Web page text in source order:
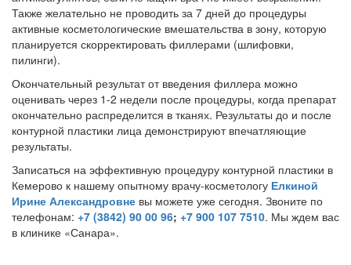
Также желательно не проводить за 7 дней до процедуры
активные косметологические вмешательства в зону, которую
планируется скорректировать филлерами (шлифовки,
пилинги).
Окончательный результат от введения филлера можно
оценивать через 1-2 недели после процедуры, когда препарат
окончательно распределится в тканях. Результаты до и после
контурной пластики лица демонстрируют впечатляющие
результаты.
Записаться на эффективную процедуру контурной пластики в
Кемерово к нашему опытному врачу-косметологу Елкиной
Ирине Александровне вы можете уже сегодня. Звоните по
телефонам: +7 (3842) 90 00 96; +7 900 107 7510. Мы ждем вас
в клинике «Санара».